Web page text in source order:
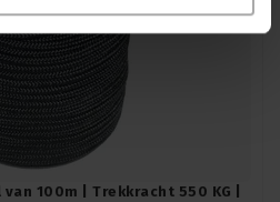
100m | Trekkracht 550 KG |